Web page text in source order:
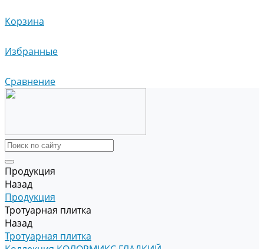
Корзина
Избранные
Сравнение
Продукция
Назад
Продукция
Тротуарная плитка
Назад
Тротуарная плитка